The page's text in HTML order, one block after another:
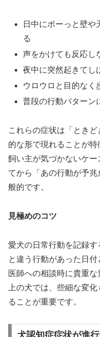
日中にボーっと壁や
る
声をかけても反応し
夜中に突然起きてし
ウロウロと目的なく
普段の行動パターン
これらの症状は「とき
的な形で現れることが特
飼い主が気づかないケ
てから「あの行動が予
般的です。
見極めのコツ
愛犬の日常行動を記録
と違う行動があった日
医師への相談時に貴重
上の犬では、些細な変
ることが重要です。